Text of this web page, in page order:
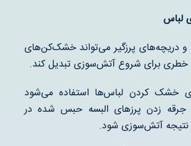
لباس
و دریچه‌های پرزگیر می‌تواند خشک‌کن‌های
خطری برای شروع آتش‌سوزی تبدیل کند.
خشک کردن لباس‌ها استفاده می‌شود
جرقه زدن پرزهای البسه حبس شده در
آتش‌سوزی شود.